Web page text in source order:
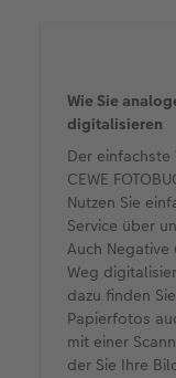
Wie Sie
digitalisieren
Der
CEWE
Nutzen Sie
Service über
Auch Negative
Weg
dazu finden Sie
Papierfotos
mit einer
der Sie Ihre